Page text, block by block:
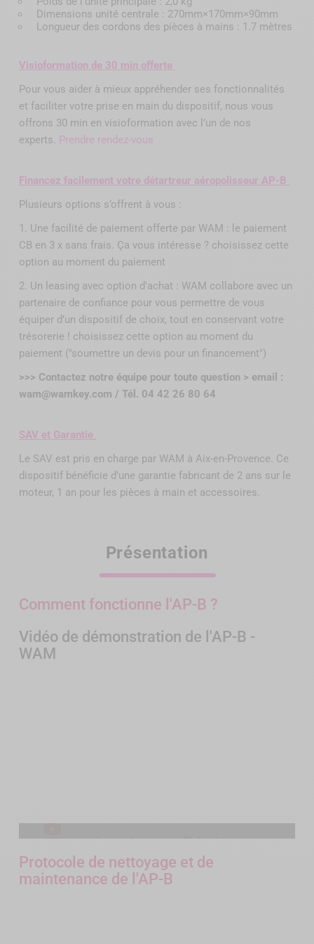
Dimensions unité centrale : 270mm×170mm×90mm
Longueur des cordons des pièces à mains : 1.7 mètres
Visioformation de 30 min offerte
Pour vous aider à mieux appréhender ses fonctionnalités
et faciliter votre prise en main du dispositif, nous vous
offrons 30 min en visioformation avec l’un de nos
experts. Prendre rendez-vous
Financez facilement votre détartreur aéropolisseur AP-B
Plusieurs options s’offrent à vous :
1. Une facilité de paiement offerte par WAM : le paiement
CB en 3 x sans frais. Ça vous intéresse ? choisissez cette
option au moment du paiement
2. Un leasing avec option d’achat : WAM collabore avec un
partenaire de confiance pour vous permettre de vous
équiper d’un dispositif de choix, tout en conservant votre
trésorerie ! choisissez cette option au moment du
paiement ("soumettre un devis pour un financement")
>>> Contactez notre équipe pour toute question > email :
wam@wamkey.com / Tél. 04 42 26 80 64
SAV et Garantie
Le SAV est pris en charge par WAM à Aix-en-Provence. Ce
dispositif bénéficie d’une garantie fabricant de 2 ans sur le
moteur, 1 an pour les pièces à main et accessoires.
Présentation
Comment fonctionne l'AP-B ?
Vidéo de démonstration de l'AP-B -
WAM
Acceptez les cookies pour afficher le contenu
YouTube.
Accepter les cookies YouTube
Protocole de nettoyage et de
maintenance de l'AP-B